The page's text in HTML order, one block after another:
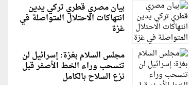
بيان مصري قطري تركي يدين
انتهاكات الاحتلال المتواصلة في
غزة
مجلس السلام بغزة: إسرائيل لن
تنسحب وراء الخط الأصفر قبل
نزع السلاح بالكامل